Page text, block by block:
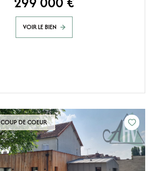
VOIR LE BIEN
COUP DE COEUR